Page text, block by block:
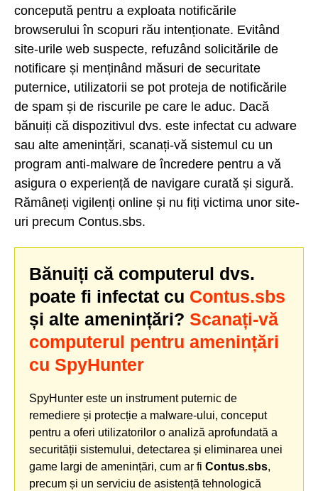
concepută pentru a exploata notificările
browserului în scopuri rău intenționate. Evitând
site-urile web suspecte, refuzând solicitările de
notificare și menținând măsuri de securitate
puternice, utilizatorii se pot proteja de notificările
de spam și de riscurile pe care le aduc. Dacă
bănuiți că dispozitivul dvs. este infectat cu adware
sau alte amenințări, scanați-vă sistemul cu un
program anti-malware de încredere pentru a vă
asigura o experiență de navigare curată și sigură.
Rămâneți vigilenți online și nu fiți victima unor site-
uri precum Contus.sbs.
Bănuiți că computerul dvs.
poate fi infectat cu Contus.sbs
și alte amenințări? Scanați-vă
computerul pentru amenințări
cu SpyHunter
SpyHunter este un instrument puternic de
remediere și protecție a malware-ului, conceput
pentru a oferi utilizatorilor o analiză aprofundată a
securității sistemului, detectarea și eliminarea unei
game largi de amenințări, cum ar fi Contus.sbs,
precum și un serviciu de asistență tehnologică